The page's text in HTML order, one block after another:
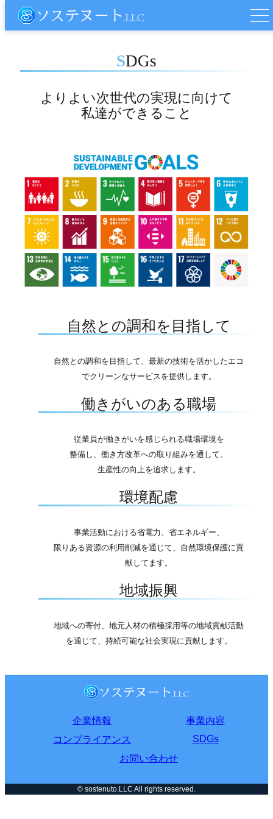
SDGs
よりよい次世代の実現に向けて
私達ができること
自然との調和を目指して
自然との調和を目指して、最新の技術を活かしたエコ
でクリーンなサービスを提供します。
働きがいのある職場
従業員が働きがいを感じられる職場環境を
整備し、働き方改革への取り組みを通して、
生産性の向上を追求します。
環境配慮
事業活動における省電力、省エネルギー、
限りある資源の利用削減を通じて、自然環境保護に貢
献してます。
地域振興
地域への寄付、地元人材の積極採用等の地域貢献活動
を通じて、持続可能な社会実現に貢献します。
企業情報
事業内容
コンプライアンス
SDGs
お問い合わせ
© sostenuto.LLC All rights reserved.